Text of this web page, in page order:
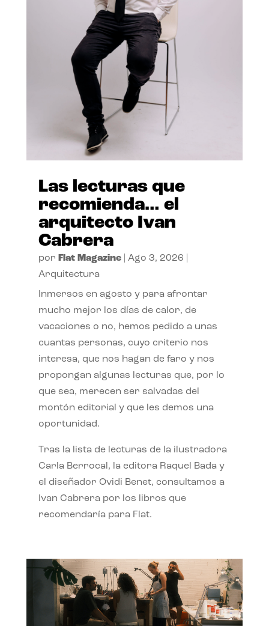
Las lecturas que
recomienda… el
arquitecto Ivan
Cabrera
por Flat Magazine| Ago 3, 2026
Arquitectura
Inmersos en agosto y para afrontar
mucho mejor los días de calor, de
vacaciones o no, hemos pedido a unas
cuantas personas, cuyo criterio nos
interesa, que nos hagan de faro y nos
propongan algunas lecturas que, por lo
que sea, merecen ser salvadas del
montón editorial y que les demos una
oportunidad.
Tras la lista de lecturas de la ilustradora
Carla Berrocal, la editora Raquel Bada y
el diseñador Ovidi Benet, consultamos a
Ivan Cabrera por los libros que
recomendaría para Flat.